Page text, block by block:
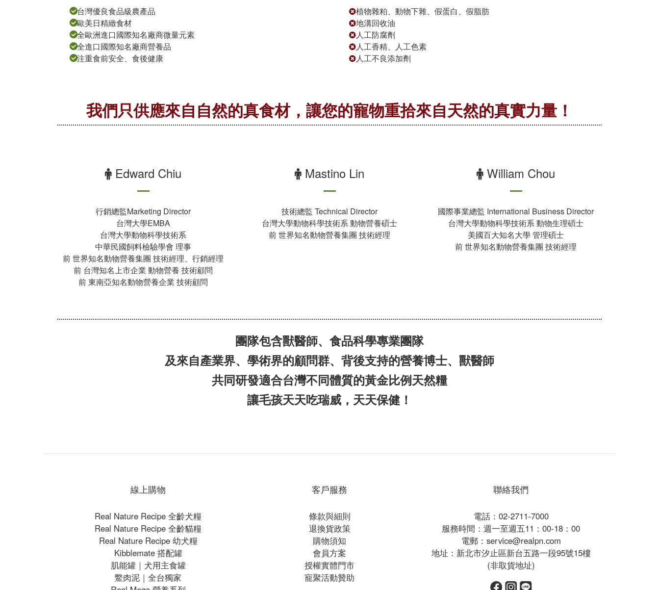
台灣優良食品級農產品
歐美日精緻食材
全歐洲進口國際知名廠商微量元素
全進口國際知名廠商營養品
注重食前安全、食後健康
植物雜粕、動物下雜、假蛋白、假脂肪
地溝回收油
人工防腐劑
人工香精、人工色素
人工不良添加劑
我們只供應來自自然的真食材，讓您的寵物重拾來自天然的真實力量！
Edward Chiu
行銷總監Marketing Director
台灣大學EMBA
台灣大學動物科學技術系
中華民國飼料檢驗學會 理事
前 世界知名動物營養集團 技術經理、行銷經理
前 台灣知名上市企業 動物營養 技術顧問
前 東南亞知名動物營養企業 技術顧問
Mastino Lin
技術總監 Technical Director
台灣大學動物科學技術系 動物營養碩士
前 世界知名動物營養集團 技術經理
William Chou
國際事業總監 International Business Director
台灣大學動物科學技術系 動物生理碩士
美國百大知名大學 管理碩士
前 世界知名動物營養集團 技術經理
團隊包含獸醫師、食品科學專業團隊
及來自產業界、學術界的顧問群、背後支持的營養博士、獸醫師
共同研發適合台灣不同體質的黃金比例天然糧
讓毛孩天天吃瑞威，天天保健！
線上購物
Real Nature Recipe 全齡犬糧
Real Nature Recipe 全齡貓糧
Real Nature Recipe 幼犬糧
Kibblemate 搭配罐
肌能罐｜犬用主食罐
鱉肉泥｜全台獨家
客戶服務
條款與細則
退換貨政策
購物須知
會員方案
授權實體門市
寵聚活動贊助
聯絡我們
電話：02-2711-7000
服務時間：週一至週五11：00-18：00
電郵：service@realpn.com
地址：新北市汐止區新台五路一段95號15樓
(非取貨地址)